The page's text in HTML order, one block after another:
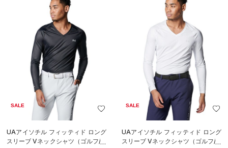
SALE
UAアイソチル フィッティド ロング
スリーブ Vネックシャツ（ゴルフ/M
SALE
UAアイソチル フィッティド ロング
スリーブ Vネックシャツ（ゴルフ/M